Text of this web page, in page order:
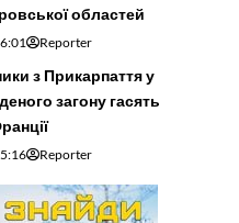
областей
Reporter
з Прикарпаття у
загону гасять
Reporter